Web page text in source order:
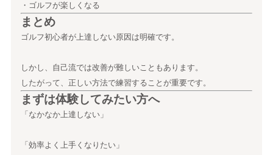
・ゴルフが楽しくなる
まとめ
ゴルフ初心者が上達しない原因は明確です。
しかし、自己流では改善が難しいこともあります。
したがって、正しい方法で練習することが重要です。
まずは体験してみたい方へ
「なかなか上達しない」
「効率よく上手くなりたい」